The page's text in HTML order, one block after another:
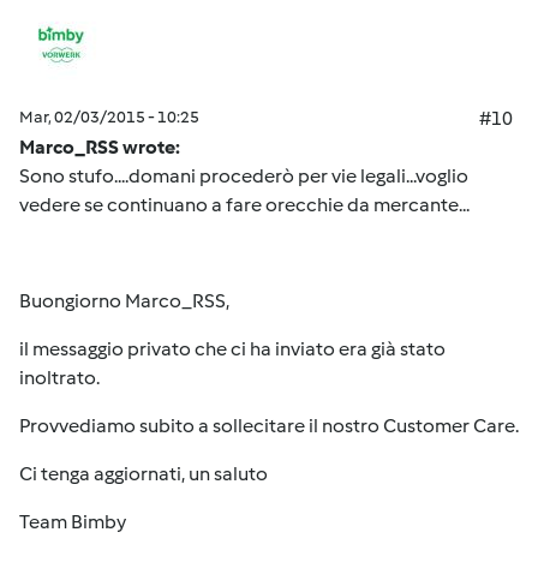
Mar, 02/03/2015 - 10:25
#10
Marco_RSS wrote:
Sono stufo....domani procederò per vie legali...voglio
vedere se continuano a fare orecchie da mercante...
Buongiorno Marco_RSS,
il messaggio privato che ci ha inviato era già stato
inoltrato.
Provvediamo subito a sollecitare il nostro Customer Care.
Ci tenga aggiornati, un saluto
Team Bimby